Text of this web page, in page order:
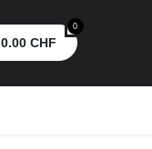
0
0.00CHF